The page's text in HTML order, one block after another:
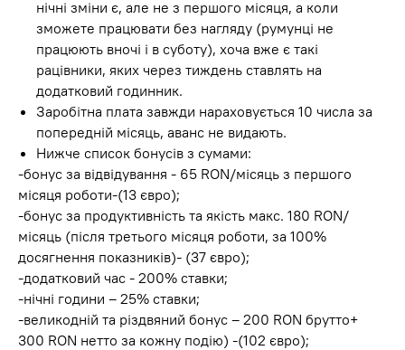
нічні зміни є, але не з першого місяця, а коли
зможете працювати без нагляду (румунці не
працюють вночі і в суботу), хоча вже є такі
рацівники, яких через тиждень ставлять на
додатковий годинник.
Заробітна плата завжди нараховується 10 числа за
попередній місяць, аванс не видають.
Нижче список бонусів з сумами:
-бонус за відвідування - 65 RON/місяць з першого
місяця роботи-(13 євро);
-бонус за продуктивність та якість макс. 180 RON/
місяць (після третього місяця роботи, за 100%
досягнення показників)- (37 євро);
-додатковий час - 200% ставки;
-нічні години – 25% ставки;
-великодній та різдвяний бонус – 200 RON брутто+
300 RON нетто за кожну подію) -(102 євро);